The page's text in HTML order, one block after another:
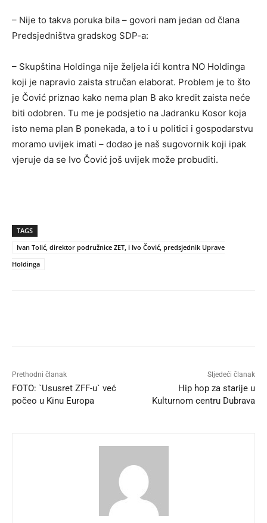
– Nije to takva poruka bila – govori nam jedan od člana
Predsjedništva gradskog SDP-a:
– Skupština Holdinga nije željela ići kontra NO Holdinga
koji je napravio zaista stručan elaborat. Problem je to što
je Čović priznao kako nema plan B ako kredit zaista neće
biti odobren. Tu me je podsjetio na Jadranku Kosor koja
isto nema plan B ponekada, a to i u politici i gospodarstvu
moramo uvijek imati – dodao je naš sugovornik koji ipak
vjeruje da se Ivo Čović još uvijek može probuditi.
TAGS
Ivan Tolić, direktor podružnice ZET, i Ivo Čović, predsjednik Uprave
Holdinga
Prethodni članak
FOTO: `Ususret ZFF-u` već
počeo u Kinu Europa
Sljedeći članak
Hip hop za starije u
Kulturnom centru Dubrava